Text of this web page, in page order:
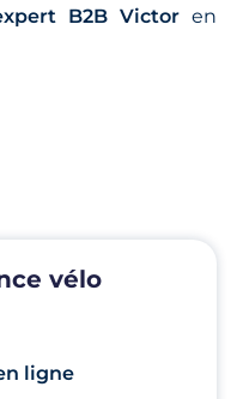
B2B Victoren
vélo
ligne